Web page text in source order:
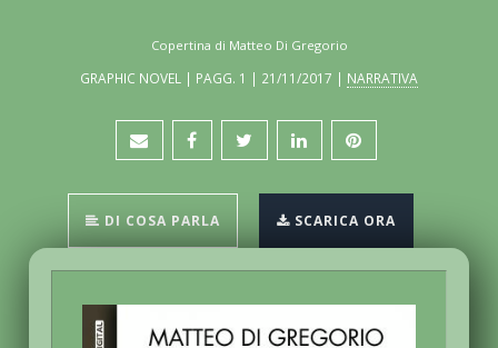
Copertina di Matteo Di Gregorio
GRAPHIC NOVEL | PAGG. 1 | 21/11/2017 | NARRATIVA
DI COSA PARLA SCARICA ORA